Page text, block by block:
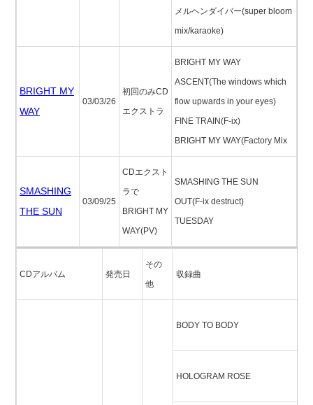
メルヘンダイバー(super bloom
mix/karaoke)
BRIGHT MY
WAY
03/03/26
初回のみCD
エクストラ
BRIGHT MY WAY
ASCENT(The windows which
flow upwards in your eyes)
FINE TRAIN(F-ix)
BRIGHT MY WAY(Factory Mix
SMASHING
THE SUN
03/09/25
CDエクスト
ラで
BRIGHT MY
WAY(PV)
SMASHING THE SUN
OUT(F-ix destruct)
TUESDAY
CDアルバム 発売日
その
他
収録曲
BODY TO BODY
HOLOGRAM ROSE